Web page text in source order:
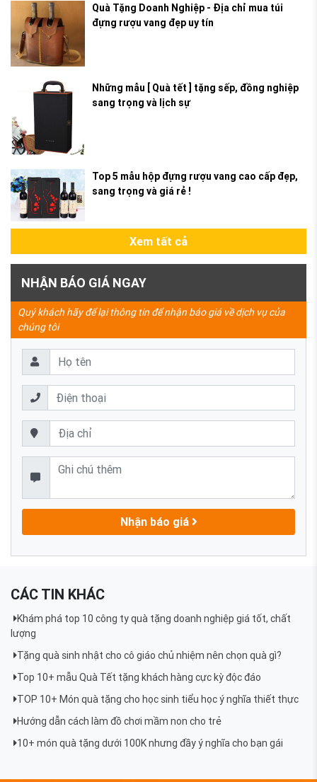
Quà Tặng Doanh Nghiệp - Địa chỉ mua túi
đựng rượu vang đẹp uy tín
Những mẫu [ Quà tết ] tặng sếp, đồng nghiệp
sang trọng và lịch sự
Top 5 mẫu hộp đựng rượu vang cao cấp đẹp,
sang trọng và giá rẻ !
Xem tất cả
NHẬN BÁO GIÁ NGAY
Quý khách hãy để lại thông tin để nhận báo giá về dịch vụ của
chúng tôi
Nhận báo giá
CÁC TIN KHÁC
Khám phá top 10 công ty quà tặng doanh nghiệp giá tốt, chất
lượng
Tặng quà sinh nhật cho cô giáo chủ nhiệm nên chọn quà gì?
Top 10+ mẫu Quà Tết tặng khách hàng cực kỳ độc đáo
TOP 10+ Món quà tặng cho học sinh tiểu học ý nghĩa thiết thực
Hướng dẫn cách làm đồ chơi mầm non cho trẻ
10+ món quà tặng dưới 100K nhưng đầy ý nghĩa cho bạn gái